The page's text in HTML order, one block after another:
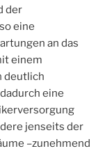
der
eine
an das
einem
deutlich
eine
jenseits der
–zunehmend